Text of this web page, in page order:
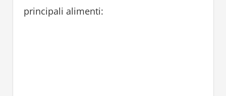
principali alimenti: